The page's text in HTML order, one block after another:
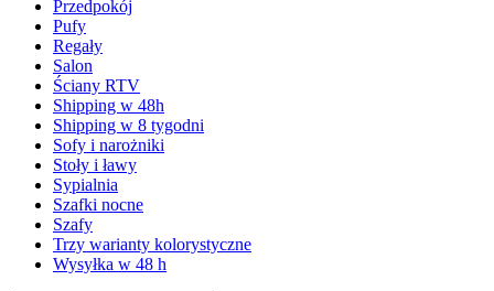
Przedpokój
Pufy
Regały
Salon
Ściany RTV
Shipping w 48h
Shipping w 8 tygodni
Sofy i narożniki
Stoły i ławy
Sypialnia
Szafki nocne
Szafy
Trzy warianty kolorystyczne
Wysyłka w 48 h